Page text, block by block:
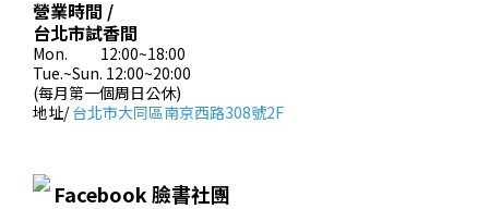
營業時間 /
台北市試香間
Mon. 12:00~18:00
Tue.~Sun. 12:00~20:00
(每月第一個周日公休)
地址/台北市大同區南京西路308號2F
Facebook 臉書社團